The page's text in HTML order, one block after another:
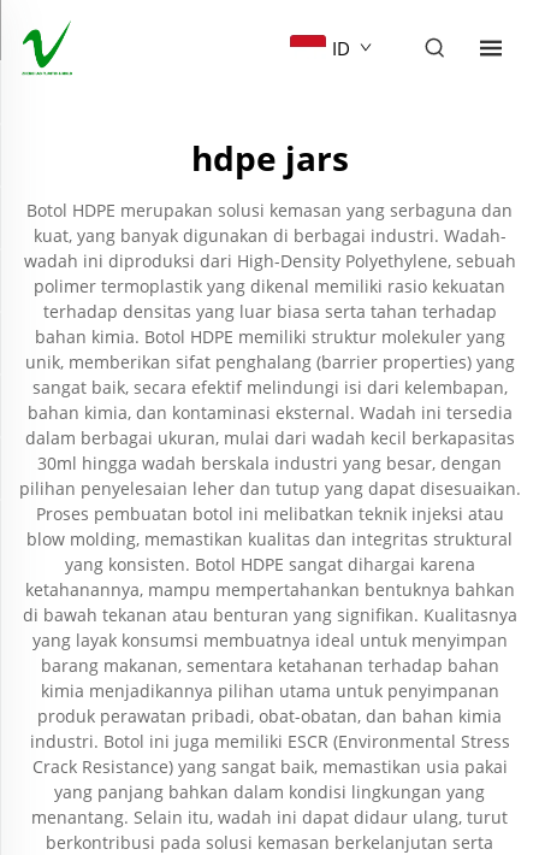
ID
hdpe jars
Botol HDPE merupakan solusi kemasan yang serbaguna dan
kuat, yang banyak digunakan di berbagai industri. Wadah-
wadah ini diproduksi dari High-Density Polyethylene, sebuah
polimer termoplastik yang dikenal memiliki rasio kekuatan
terhadap densitas yang luar biasa serta tahan terhadap
bahan kimia. Botol HDPE memiliki struktur molekuler yang
unik, memberikan sifat penghalang (barrier properties) yang
sangat baik, secara efektif melindungi isi dari kelembapan,
bahan kimia, dan kontaminasi eksternal. Wadah ini tersedia
dalam berbagai ukuran, mulai dari wadah kecil berkapasitas
30ml hingga wadah berskala industri yang besar, dengan
pilihan penyelesaian leher dan tutup yang dapat disesuaikan.
Proses pembuatan botol ini melibatkan teknik injeksi atau
blow molding, memastikan kualitas dan integritas struktural
yang konsisten. Botol HDPE sangat dihargai karena
ketahanannya, mampu mempertahankan bentuknya bahkan
di bawah tekanan atau benturan yang signifikan. Kualitasnya
yang layak konsumsi membuatnya ideal untuk menyimpan
barang makanan, sementara ketahanan terhadap bahan
kimia menjadikannya pilihan utama untuk penyimpanan
produk perawatan pribadi, obat-obatan, dan bahan kimia
industri. Botol ini juga memiliki ESCR (Environmental Stress
Crack Resistance) yang sangat baik, memastikan usia pakai
yang panjang bahkan dalam kondisi lingkungan yang
menantang. Selain itu, wadah ini dapat didaur ulang, turut
berkontribusi pada solusi kemasan berkelanjutan serta